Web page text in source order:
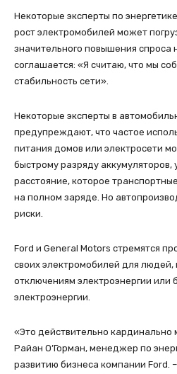
Некоторые эксперты по
рост электромобилей может
значительного повышения спроса
соглашается: «Я считаю, что мы
стабильность сети».
Некоторые эксперты в
предупреждают, что частое
питания домов или электросети
быстрому разряду
расстояние, которое
на полном заряде. Но
риски.
Ford и General Motors стремятся
своих электромобилей для людей,
отключениям электроэнергии или
электроэнергии.
«Это действительно кардинально
Райан О’Горман, менеджер по
развитию бизнеса компании Ford.